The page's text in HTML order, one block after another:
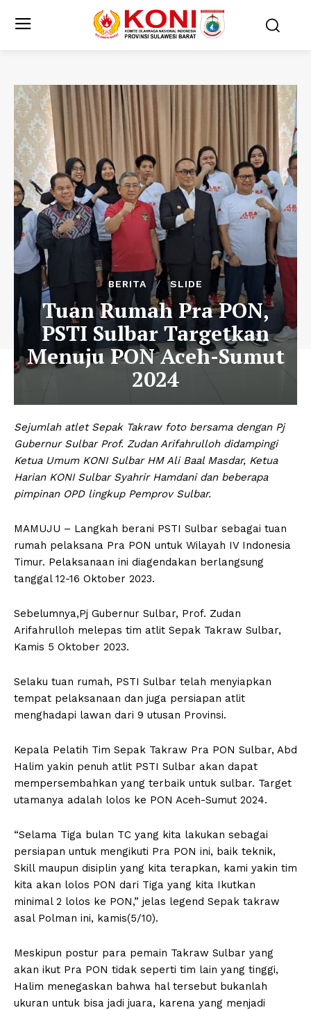
BERITA SLIDE
Tuan Rumah Pra PON,
PSTI Sulbar Targetkan
Menuju PON Aceh-Sumut
2024
Sejumlah atlet Sepak Takraw foto bersama dengan Pj
Gubernur Sulbar Prof. Zudan Arifahrulloh didampingi
Ketua Umum KONI Sulbar HM Ali Baal Masdar, Ketua
Harian KONI Sulbar Syahrir Hamdani dan beberapa
pimpinan OPD lingkup Pemprov Sulbar.
MAMUJU – Langkah berani PSTI Sulbar sebagai tuan
rumah pelaksana Pra PON untuk Wilayah IV Indonesia
Timur. Pelaksanaan ini diagendakan berlangsung
tanggal 12-16 Oktober 2023.
Sebelumnya,Pj Gubernur Sulbar, Prof. Zudan
Arifahrulloh melepas tim atlit Sepak Takraw Sulbar,
Kamis 5 Oktober 2023.
Selaku tuan rumah, PSTI Sulbar telah menyiapkan
tempat pelaksanaan dan juga persiapan atlit
menghadapi lawan dari 9 utusan Provinsi.
Kepala Pelatih Tim Sepak Takraw Pra PON Sulbar, Abd
Halim yakin penuh atlit PSTI Sulbar akan dapat
mempersembahkan yang terbaik untuk sulbar. Target
utamanya adalah lolos ke PON Aceh-Sumut 2024.
“Selama Tiga bulan TC yang kita lakukan sebagai
persiapan untuk mengikuti Pra PON ini, baik teknik,
Skill maupun disiplin yang kita terapkan, kami yakin tim
kita akan lolos PON dari Tiga yang kita Ikutkan
minimal 2 lolos ke PON,” jelas legend Sepak takraw
asal Polman ini, kamis(5/10).
Meskipun postur para pemain Takraw Sulbar yang
akan ikut Pra PON tidak seperti tim lain yang tinggi,
Halim menegaskan bahwa hal tersebut bukanlah
ukuran untuk bisa jadi juara, karena yang menjadi